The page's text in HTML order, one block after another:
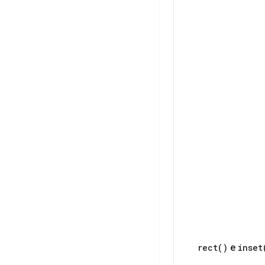
rect( ) e